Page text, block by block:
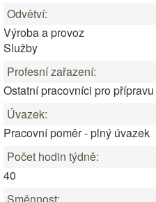
Odvětví:
Výroba a provoz
Služby
Profesní zařazení:
Ostatní pracovníci pro
Úvazek:
Pracovní poměr - plný úvazek
Počet hodin týdně:
40